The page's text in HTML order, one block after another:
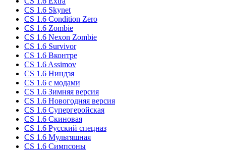
CS 1.6 Skynet
CS 1.6 Condition Zero
CS 1.6 Zombie
CS 1.6 Nexon Zombie
CS 1.6 Survivor
CS 1.6 Вконтре
CS 1.6 Assimov
CS 1.6 Ниндзя
CS 1.6 с модами
CS 1.6 Зимняя версия
CS 1.6 Новогодняя версия
CS 1.6 Супергеройская
CS 1.6 Скиновая
CS 1.6 Русский спецназ
CS 1.6 Мультяшная
CS 1.6 Симпсоны